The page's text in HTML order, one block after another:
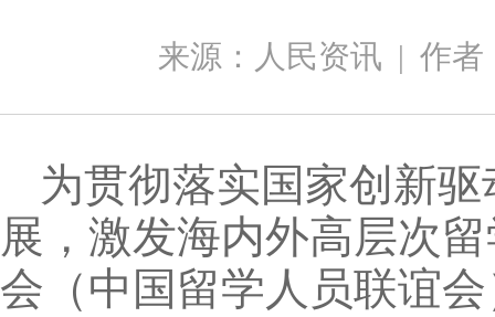
来源：人民资讯 | 作者
为贯彻落实国家创新
展，激发海内外高层次
会（中国留学人员联谊